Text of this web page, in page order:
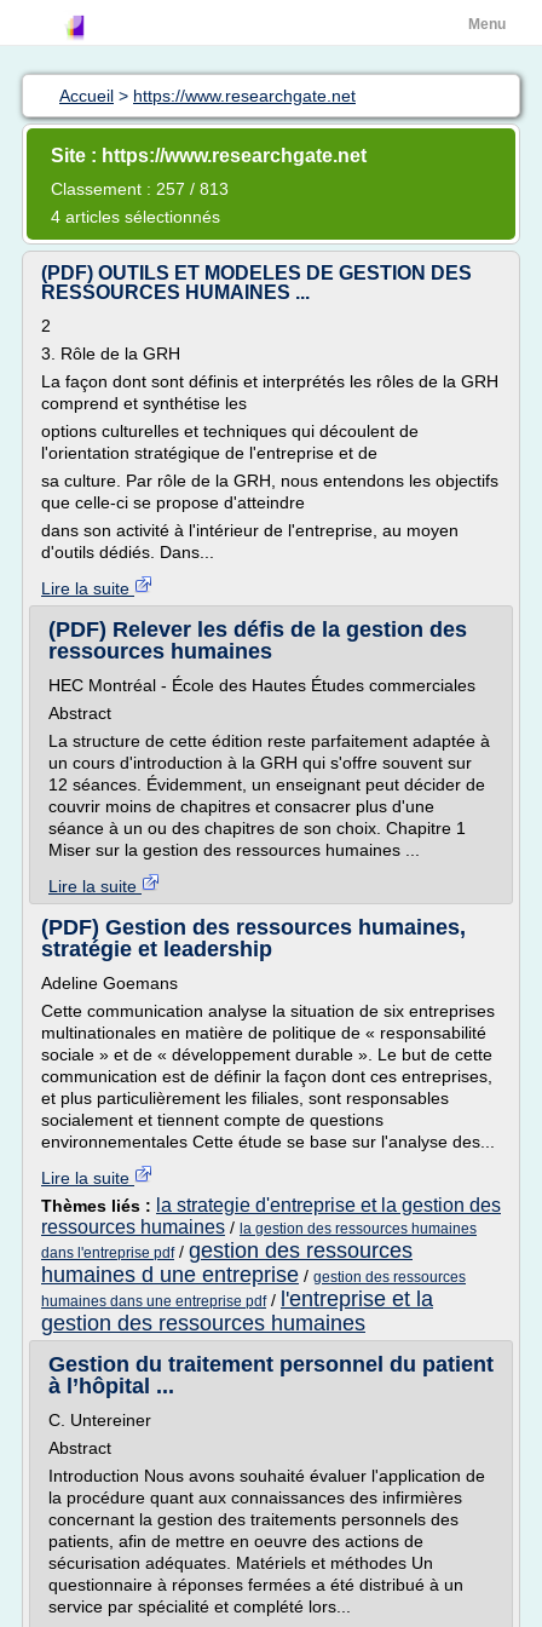
Menu
Accueil > https://www.researchgate.net
Site : https://www.researchgate.net
Classement : 257 / 813
4 articles sélectionnés
(PDF) OUTILS ET MODELES DE GESTION DES
RESSOURCES HUMAINES ...
2
3. Rôle de la GRH
La façon dont sont définis et interprétés les rôles de la GRH
comprend et synthétise les
options culturelles et techniques qui découlent de
l'orientation stratégique de l'entreprise et de
sa culture. Par rôle de la GRH, nous entendons les objectifs
que celle-ci se propose d'atteindre
dans son activité à l'intérieur de l'entreprise, au moyen
d'outils dédiés. Dans...
Lire la suite
(PDF) Relever les défis de la gestion des
ressources humaines
HEC Montréal - École des Hautes Études commerciales
Abstract
La structure de cette édition reste parfaitement adaptée à
un cours d'introduction à la GRH qui s'offre souvent sur
12 séances. Évidemment, un enseignant peut décider de
couvrir moins de chapitres et consacrer plus d'une
séance à un ou des chapitres de son choix. Chapitre 1
Miser sur la gestion des ressources humaines ...
Lire la suite
(PDF) Gestion des ressources humaines,
stratégie et leadership
Adeline Goemans
Cette communication analyse la situation de six entreprises
multinationales en matière de politique de « responsabilité
sociale » et de « développement durable ». Le but de cette
communication est de définir la façon dont ces entreprises,
et plus particulièrement les filiales, sont responsables
socialement et tiennent compte de questions
environnementales Cette étude se base sur l'analyse des...
Lire la suite
Thèmes liés : la strategie d'entreprise et la gestion des
ressources humaines / la gestion des ressources humaines
dans l'entreprise pdf/ gestion des ressources
humaines d une entreprise / gestion des ressources
humaines dans une entreprise pdf/ l'entreprise et la
gestion des ressources humaines
Gestion du traitement personnel du patient
à l’hôpital ...
C. Untereiner
Abstract
Introduction Nous avons souhaité évaluer l'application de
la procédure quant aux connaissances des infirmières
concernant la gestion des traitements personnels des
patients, afin de mettre en oeuvre des actions de
sécurisation adéquates. Matériels et méthodes Un
questionnaire à réponses fermées a été distribué à un
service par spécialité et complété lors...